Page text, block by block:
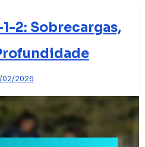
2: Sobrecargas,
02/2026